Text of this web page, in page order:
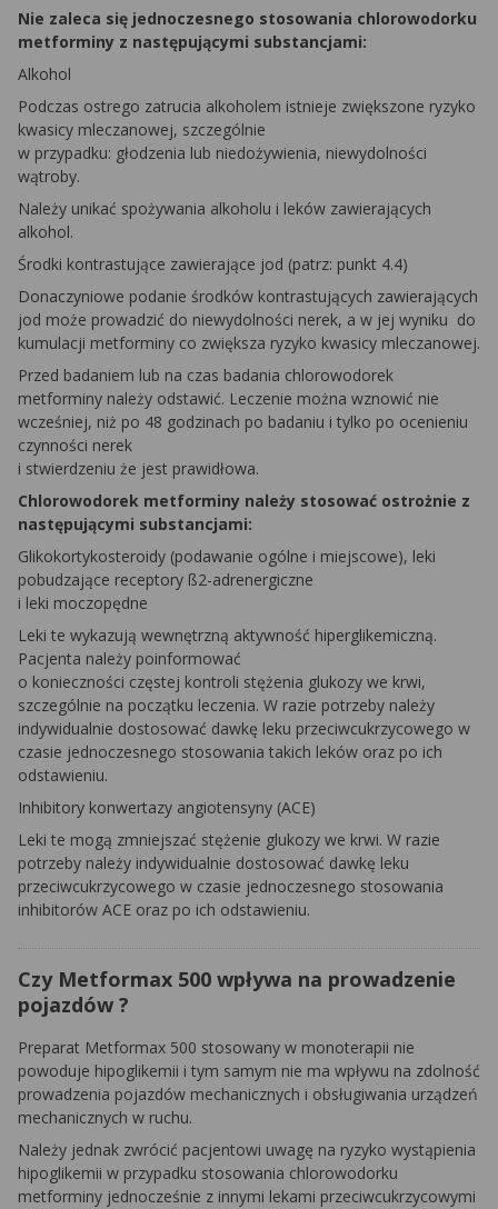
Nie zaleca się jednoczesnego stosowania chlorowodorku
metforminy z następującymi substancjami:
Alkohol
Podczas ostrego zatrucia alkoholem istnieje zwiększone ryzyko
kwasicy mleczanowej, szczególnie
w przypadku: głodzenia lub niedożywienia, niewydolności
wątroby.
Należy unikać spożywania alkoholu i leków zawierających
alkohol.
Środki kontrastujące zawierające jod (patrz: punkt 4.4)
Donaczyniowe podanie środków kontrastujących zawierających
jod może prowadzić do niewydolności nerek, a w jej wyniku do
kumulacji metforminy co zwiększa ryzyko kwasicy mleczanowej.
Przed badaniem lub na czas badania chlorowodorek
metforminy należy odstawić. Leczenie można wznowić nie
wcześniej, niż po 48 godzinach po badaniu i tylko po ocenieniu
czynności nerek
i stwierdzeniu że jest prawidłowa.
Chlorowodorek metforminy należy stosować ostrożnie z
następującymi substancjami:
Glikokortykosteroidy (podawanie ogólne i miejscowe), leki
pobudzające receptory ß2-adrenergiczne
i leki moczopędne
Leki te wykazują wewnętrzną aktywność hiperglikemiczną.
Pacjenta należy poinformować
o konieczności częstej kontroli stężenia glukozy we krwi,
szczególnie na początku leczenia. W razie potrzeby należy
indywidualnie dostosować dawkę leku przeciwcukrzycowego w
czasie jednoczesnego stosowania takich leków oraz po ich
odstawieniu.
Inhibitory konwertazy angiotensyny (ACE)
Leki te mogą zmniejszać stężenie glukozy we krwi. W razie
potrzeby należy indywidualnie dostosować dawkę leku
przeciwcukrzycowego w czasie jednoczesnego stosowania
inhibitorów ACE oraz po ich odstawieniu.
Czy Metformax 500 wpływa na prowadzenie
pojazdów ?
Preparat Metformax 500 stosowany w monoterapii nie
powoduje hipoglikemii i tym samym nie ma wpływu na zdolność
prowadzenia pojazdów mechanicznych i obsługiwania urządzeń
mechanicznych w ruchu.
Należy jednak zwrócić pacjentowi uwagę na ryzyko wystąpienia
hipoglikemii w przypadku stosowania chlorowodorku
metforminy jednocześnie z innymi lekami przeciwcukrzycowymi